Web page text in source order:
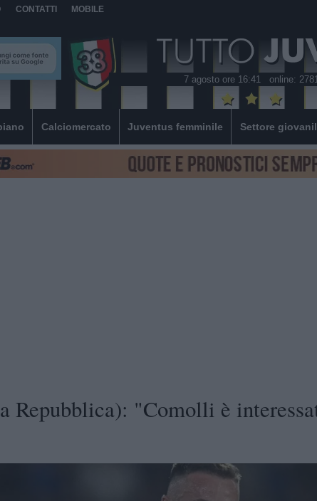
CONTATTI MOBILE
7 agosto ore 16:41 online:
Calciomercato Juventus femminile Settore
Repubblica): "Comolli è